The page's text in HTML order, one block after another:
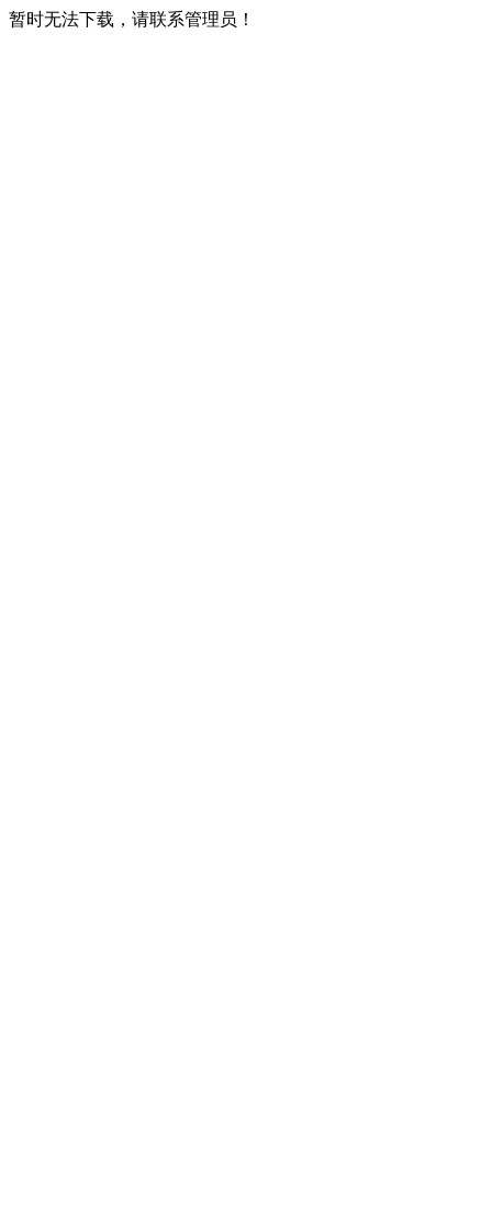
暂时无法下载，请联系管理员！